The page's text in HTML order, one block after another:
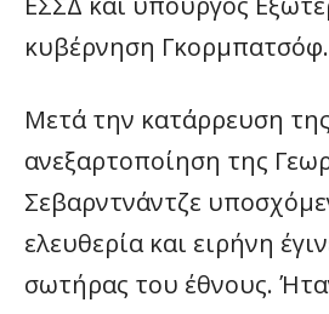
κυβέρνηση Γκορμπατσόφ.
Μετά την κατάρρευση
ανεξαρτοποίηση της
Σεβαρντνάντζε
ελευθερία και ειρήνη
σωτήρας του έθνους.